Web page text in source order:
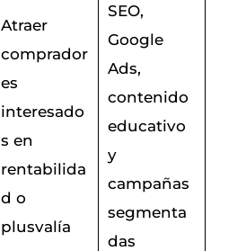
Atraer
comprador
es
interesado
s en
rentabilida
d o
plusvalía
SEO,
Google
Ads,
contenido
educativo
y
campañas
segmenta
das